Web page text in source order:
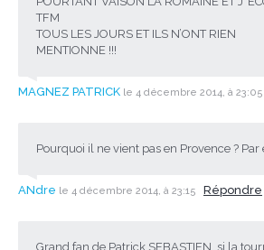
TFM
TOUS LES JOURS ET ILS N’ONT RIEN
MENTIONNE !!!
MAGNEZ PATRICK le 4 décembre 2014, à 23:05
Pourquoi il ne vient pas en Provence ?
ANdre le 4 décembre 2014, à 23:15 Répondre
Grand fan de Patrick SEBASTIEN, si la